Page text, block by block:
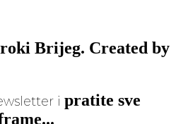
Brijeg. Created by
i pratite sve